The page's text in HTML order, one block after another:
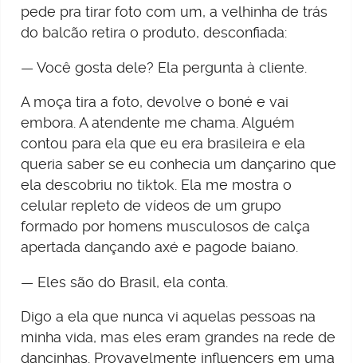
pede pra tirar foto com um, a velhinha de trás
do balcão retira o produto, desconfiada:
— Você gosta dele? Ela pergunta à cliente.
A moça tira a foto, devolve o boné e vai
embora. A atendente me chama. Alguém
contou para ela que eu era brasileira e ela
queria saber se eu conhecia um dançarino que
ela descobriu no tiktok. Ela me mostra o
celular repleto de vídeos de um grupo
formado por homens musculosos de calça
apertada dançando axé e pagode baiano.
— Eles são do Brasil, ela conta.
Digo a ela que nunca vi aquelas pessoas na
minha vida, mas eles eram grandes na rede de
dancinhas. Provavelmente influencers em uma